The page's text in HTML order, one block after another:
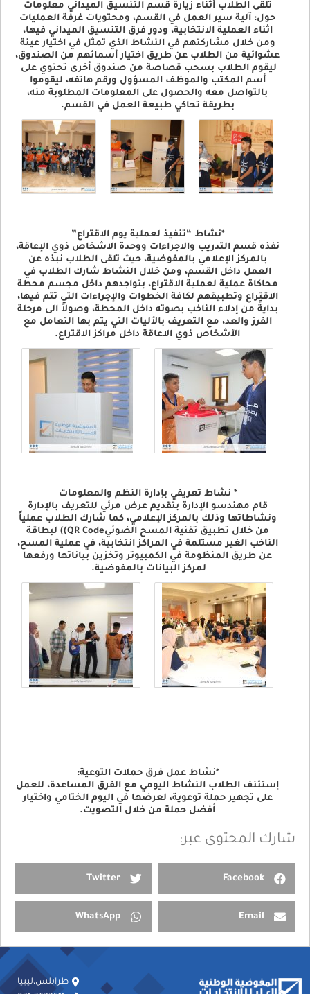
تلقى الطلاب أثناء زيارة قسم التنسيق الميداني معلومات
حول: آلية سير العمل في القسم، ومحتويات غرفة العمليات
اثناء العملية الانتخابية، ودور فرق التنسيق الميداني فيها،
ومن خلال مشاركتهم في النشاط الذي تمثل في اختيار عينة
عشوائية من الطلاب عن طريق اختيار أسمائهم من الصندوق،
ليقوم الطلاب بسحب قصاصة من صندوق أخرى تحتوي على
أسم المكتب والموظف المسؤول ورقم هاتفه، ليقوموا
بالتواصل معه والحصول على المعلومات المطلوبة منه،
بطريقة تحاكي طبيعة العمل في القسم.
*نشاط “تنفيذ لعملية يوم الاقتراع”
نفذه قسم التدريب والاجراءات ووحدة الاشخاص ذوي الإعاقة،
بالمركز الإعلامي بالمفوضية، حيث تلقى الطلاب نبذه عن
العمل داخل القسم، ومن خلال النشاط شارك الطلاب في
محاكاة عملية لعملية الاقتراع، بتواجدهم داخل مجسم محطة
الاقتراع وتطبيقهم لكافة الخطوات والإجراءات التي تتم فيها،
بدايةً من إدلاء الناخب بصوته داخل المحطة، وصولاً الى مرحلة
الفرز والعد، مع التعريف بالأليات التي يتم بها التعامل مع
الأشخاص ذوي الاعاقة داخل مراكز الاقتراع.
* نشاط تعريفي بإدارة النظم والمعلومات
قام مهندسو الإدارة بتقديم عرض مرئي للتعريف بالإدارة
ونشاطاتها وذلك بالمركز الإعلامي، كما شارك الطلاب عملياً
من خلال تطبيق تقنية المسح الضوئيQR Code)) لبطاقة
الناخب الغير مستلمة في المراكز انتخابية، في عملية المسح،
عن طريق المنظومة في الكمبيوتر وتخزين بياناتها ورفعها
لمركز البيانات بالمفوضية.
*نشاط عمل فرق حملات التوعية:
إستئنف الطلاب النشاط اليومي مع الفرق المساعدة، للعمل
على تجهير حملة توعوية، لعرضها في اليوم الختامي واختيار
أفضل حملة من خلال التصويت.
شارك المحتوى عبر:
Facebook
Twitter
Email
WhatsApp
طرابلس،ليبيا